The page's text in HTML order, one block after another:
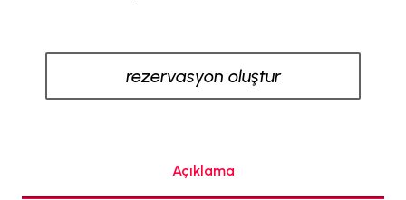
rezervasyon oluştur
Açıklama